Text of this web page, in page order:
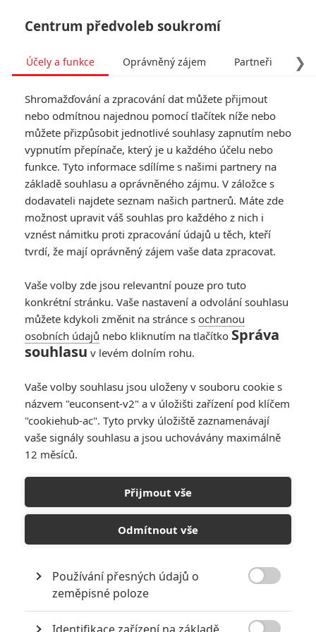
Colossal: Anne Hathaway
ovládá "Godzillu" - První
video
Napsal:Petr Slavík - (Anarvin), 10.09.2016 17:32
Zobrazit další 2 obrázky
Osobní indie drama kombinované se souboji obřích
monster? Možná to zní divně, ale podle ohlasů z Toronta
Yorku a vrátí se zpátky do svého rodného města, kde by si za
jiných okolností mohla klidně lízat rány, ale na to nebude mít
bohužel čas. Svět totiž obletí zpráva, že Soul demoluje jakýsi
Centrum předvoleb soukromí
❯
Účely a funkce Oprávněný zájem Partneři
Shromažďování a zpracování dat můžete přijmout
nebo odmítnou najednou pomocí tlačítek níže nebo
můžete přizpůsobit jednotlivé souhlasy zapnutím nebo
vypnutím přepínače, který je u každého účelu nebo
funkce. Tyto informace sdílíme s našimi partnery na
základě souhlasu a oprávněného zájmu. V záložce s
dodavateli najdete seznam našich partnerů. Máte zde
možnost upravit váš souhlas pro každého z nich i
vznést námitku proti zpracování údajů u těch, kteří
tvrdí, že mají oprávněný zájem vaše data zpracovat.
Vaše volby zde jsou relevantní pouze pro tuto
konkrétní stránku. Vaše nastavení a odvolání souhlasu
můžete kdykoli změnit na stránce s ochranou
osobních údajů nebo kliknutím na tlačítko Správa
souhlasu v levém dolním rohu.
Vaše volby souhlasu jsou uloženy v souboru cookie s
názvem "euconsent-v2" a v úložišti zařízení pod klíčem
"cookiehub-ac". Tyto prvky úložiště zaznamenávají
vaše signály souhlasu a jsou uchovávány maximálně
12 měsíců.
Přijmout vše
Odmítnout vše
Používání přesných údajů o
zeměpisné poloze